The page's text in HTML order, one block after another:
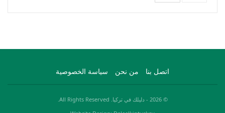
اتصل بنا من نحن سياسة الخصوصية
© 2026 - دليلك في تركيا. All Rights Reserved.